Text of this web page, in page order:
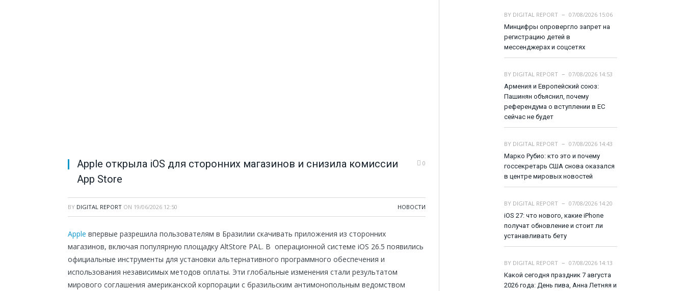
Apple открыла iOS для сторонних магазинов и снизила комиссии
App Store
0
BY DIGITAL REPORT ON 19/06/2026 12:50 НОВОСТИ
Apple впервые разрешила пользователям в Бразилии скачивать приложения из сторонних
магазинов, включая популярную площадку AltStore PAL. В операционной системе iOS 26.5 появились
официальные инструменты для установки альтернативного программного обеспечения и
использования независимых методов оплаты. Эти глобальные изменения стали результатом
мирового соглашения американской корпорации с бразильским антимонопольным ведомством
BY DIGITAL REPORT
07/08/2026 15:06
Минцифры опровергло запрет на
регистрацию детей в
мессенджерах и соцсетях
BY DIGITAL REPORT
07/08/2026 14:53
Армения и Европейский союз:
Пашинян объяснил, почему
референдума о вступлении в ЕС
сейчас не будет
BY DIGITAL REPORT
07/08/2026 14:43
Марко Рубио: кто это и почему
госсекретарь США снова оказался
в центре мировых новостей
BY DIGITAL REPORT
07/08/2026 14:20
iOS 27: что нового, какие iPhone
получат обновление и стоит ли
устанавливать бету
BY DIGITAL REPORT
07/08/2026 14:13
Какой сегодня праздник 7 августа
2026 года: День пива, Анна Летняя и